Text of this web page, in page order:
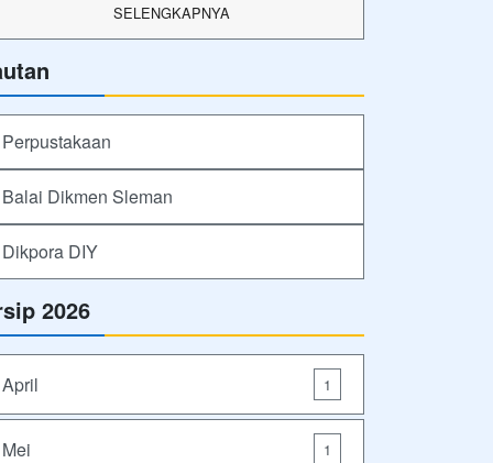
SELENGKAPNYA
Perpustakaan
Balai Dikmen Sleman
Dikpora DIY
2026
April 1
Mei 1